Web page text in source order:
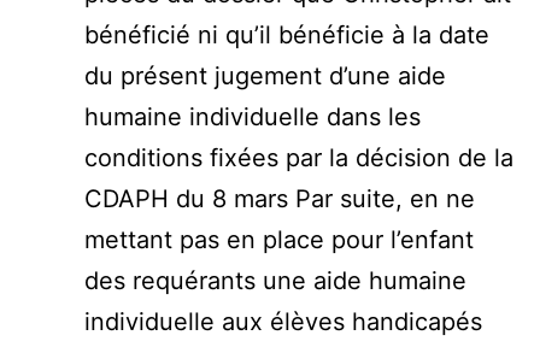
bénéficié ni qu’il bénéficie à la date
du présent jugement d’une aide
humaine individuelle dans les
conditions fixées par la décision de la
CDAPH du 8 mars Par suite, en ne
mettant pas en place pour l’enfant
des requérants une aide humaine
individuelle aux élèves handicapés